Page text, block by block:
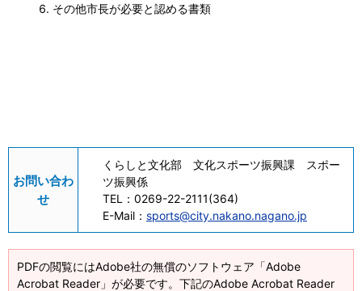
その他市長が必要と認める書類
お問い合わ
せ
くらしと文化部 文化スポーツ振興課 スポー
ツ振興係
TEL： 0269-22-2111(364)
E-Mail： sports@city.nakano.nagano.jp
PDFの閲覧にはAdobe社の無償のソフトウェア「Adobe
Acrobat Reader」が必要です。下記のAdobe Acrobat Reader